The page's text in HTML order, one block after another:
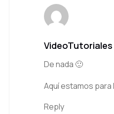
VideoTutoriales
De nada 🙂
Aquí estamos
Reply